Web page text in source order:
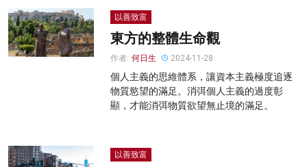
以善致富
東方的整體生命觀
作者: 何日生 2024-11-28
個人主義的思維體系，讓資本主義極度追逐
物質慾望的滿足。消弭個人主義的過度彰
顯，才能消弭物質欲望無止境的滿足。
以善致富